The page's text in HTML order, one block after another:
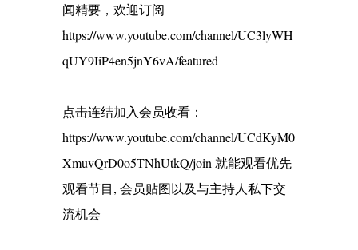
闻精要，欢迎订阅
https://www.youtube.com/channel/UC3lyWH
qUY9IiP4en5jnY6vA/featured
点击连结加入会员收看：
https://www.youtube.com/channel/UCdKyM0
XmuvQrD0o5TNhUtkQ/join 就能观看优先
观看节目, 会员贴图以及与主持人私下交
流机会